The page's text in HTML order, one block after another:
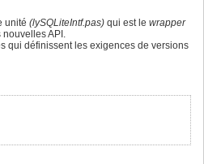
unité (lySQLiteIntf.pas) qui est le wrapper
API.
qui définissent les exigences de versions